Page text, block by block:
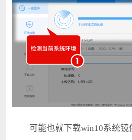
可能也就下载win10系统镜